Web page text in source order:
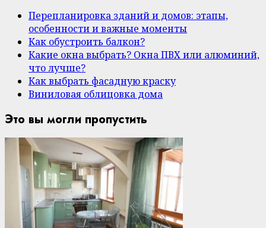
Перепланировка зданий и домов: этапы,
особенности и важные моменты
Как обустроить балкон?
Какие окна выбрать? Окна ПВХ или алюминий,
что лучше?
Как выбрать фасадную краску
Виниловая облицовка дома
Это вы могли пропустить